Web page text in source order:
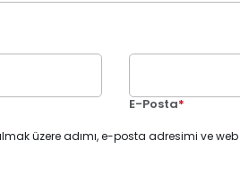
E-Posta*
üzere adımı, e-posta adresimi ve